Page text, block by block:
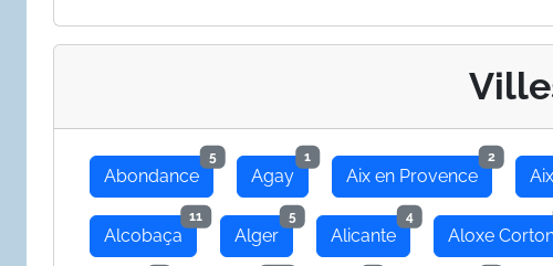
Abondance
5
Agay
1
Aix en Provence
2
Alcobaça
11
Alger
5
Alicante
4
Aloxe